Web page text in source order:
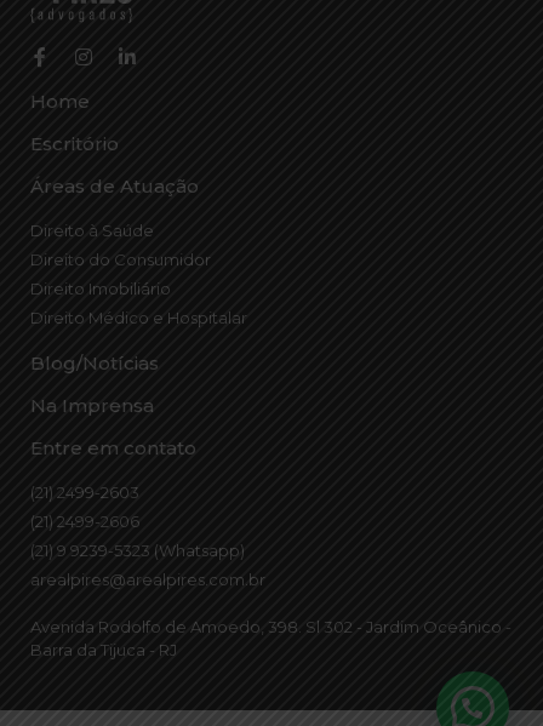
Home
Escritório
Áreas de Atuação
Direito à Saúde
Direito do Consumidor
Direito Imobiliário
Direito Médico e Hospitalar
Blog/Notícias
Na Imprensa
Entre em contato
(21) 2499-2603
(21) 2499-2606
(21) 9 9239-5323 (Whatsapp)
arealpires@arealpires.com.br
Avenida Rodolfo de Amoedo, 398. Sl 302 - Jardim Oceânico -
Barra da Tijuca - RJ